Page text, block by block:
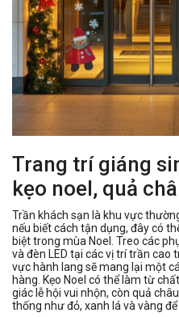
Trang trí giáng
kẹo noel, quả
Trần khách sạn là khu vực
nếu biết cách tận dụng, đây có
biệt trong mùa Noel. Treo các
và đèn LED tại các vị trí trần cao
vực hành lang sẽ mang lại một
hàng. Kẹo Noel có thể làm từ
giác lễ hội vui nhộn, còn quả
thống như đỏ, xanh lá và vàng